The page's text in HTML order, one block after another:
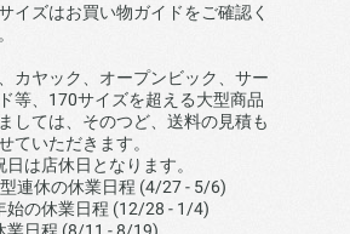
イズはお買い物ガイドをご確認く
カヤック、オープンビック、サー
等、170サイズを超える大型商品
しては、そのつど、送料の見積も
ていただきます。
日は店休日となります。
連休の休業日程 (4/27 - 5/6)
始の休業日程 (12/28 - 1/4)
業日程 (8/11 - 8/19)